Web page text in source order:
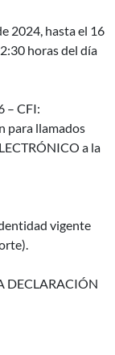
2024, hasta el 16
horas del día
– CFI:
para llamados
a la
vigente
DECLARACIÓN